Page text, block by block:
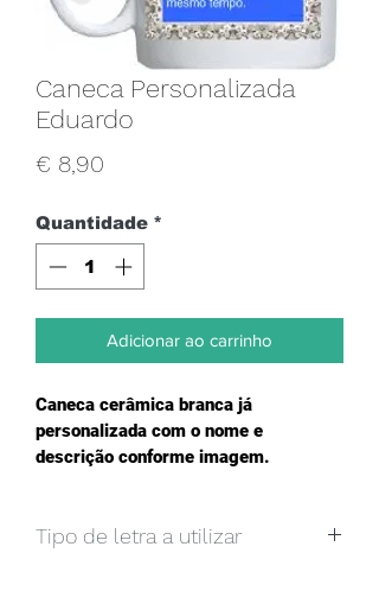
Caneca Personalizada
Eduardo
€ 8,90
Quantidade *
Adicionar ao carrinho
Caneca cerâmica branca já
personalizada com o nome e
descrição conforme imagem.
Tipo de letra a utilizar